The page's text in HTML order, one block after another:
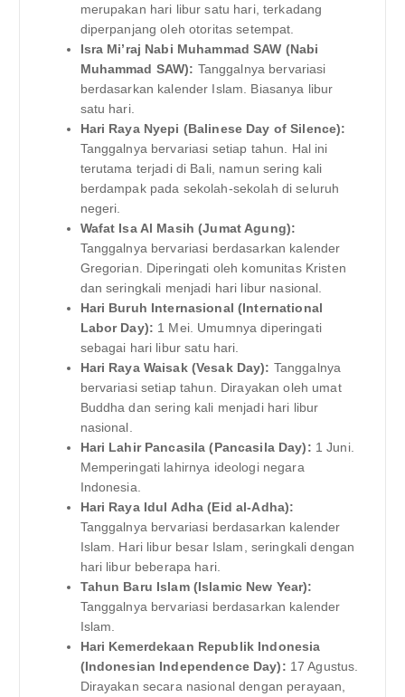
merupakan hari libur satu hari, terkadang
diperpanjang oleh otoritas setempat.
Isra Mi’raj Nabi Muhammad SAW (Nabi
Muhammad SAW): Tanggalnya bervariasi
berdasarkan kalender Islam. Biasanya libur
satu hari.
Hari Raya Nyepi (Balinese Day of Silence):
Tanggalnya bervariasi setiap tahun. Hal ini
terutama terjadi di Bali, namun sering kali
berdampak pada sekolah-sekolah di seluruh
negeri.
Wafat Isa Al Masih (Jumat Agung):
Tanggalnya bervariasi berdasarkan kalender
Gregorian. Diperingati oleh komunitas Kristen
dan seringkali menjadi hari libur nasional.
Hari Buruh Internasional (International
Labor Day): 1 Mei. Umumnya diperingati
sebagai hari libur satu hari.
Hari Raya Waisak (Vesak Day): Tanggalnya
bervariasi setiap tahun. Dirayakan oleh umat
Buddha dan sering kali menjadi hari libur
nasional.
Hari Lahir Pancasila (Pancasila Day): 1 Juni.
Memperingati lahirnya ideologi negara
Indonesia.
Hari Raya Idul Adha (Eid al-Adha):
Tanggalnya bervariasi berdasarkan kalender
Islam. Hari libur besar Islam, seringkali dengan
hari libur beberapa hari.
Tahun Baru Islam (Islamic New Year):
Tanggalnya bervariasi berdasarkan kalender
Islam.
Hari Kemerdekaan Republik Indonesia
(Indonesian Independence Day): 17 Agustus.
Dirayakan secara nasional dengan perayaan,